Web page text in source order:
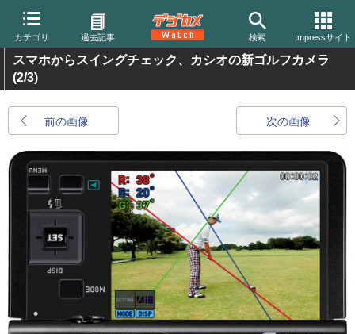
カテゴリ 過去記事 検索 Impressサイト
スマホからスイングチェック、カシオの新ゴルフカメラ
(2/3)
前の画像 次の画像